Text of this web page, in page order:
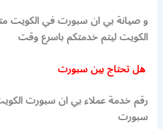
و صيانة بي ان سبورت في الكويت
الكويت ليتم خدمتكم باسرع وقت
هل تحتاج بين سبورت
رقم خدمة عملاء بي ان سبورت
سبورت